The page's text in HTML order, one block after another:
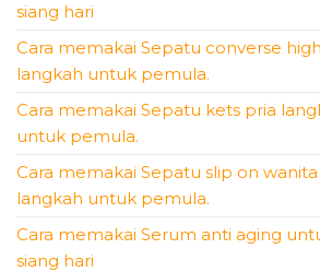
siang hari
Cara memakai Sepatu converse
langkah untuk pemula.
Cara memakai Sepatu kets pria
untuk pemula.
Cara memakai Sepatu slip on
langkah untuk pemula.
Cara memakai Serum anti aging
siang hari